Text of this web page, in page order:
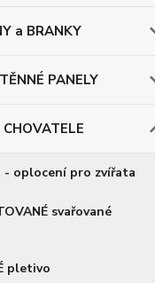
a BRANKY
PANELY
CHOVATELE
- oplocení pro zvířata
svařované
pletivo